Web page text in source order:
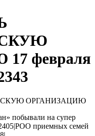
февраля
ОРГАНИЗАЦИЮ
побывали на супер
приемных семей